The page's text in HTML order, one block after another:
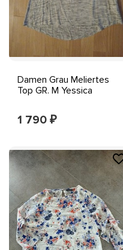
Damen Grau Meliertes
Top GR. M Yessica
1 790 ₽